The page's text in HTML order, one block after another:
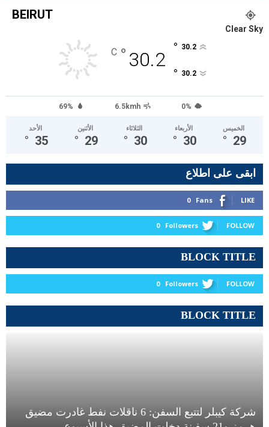
BEIRUT
Clear Sky
30.2
°
C 30.2
°
30.2
°
69% 6.5kmh 0%
الأحد
35
°
الأثنين
29
°
الثلاثاء
30
°
الأربعاء
30
°
الخميس
29
°
ابقى على اطلاع
0 Fans LIKE
0 Followers FOLLOW
BLOCK TITLE
0 Followers FOLLOW
BLOCK TITLE
شركة كيبلر لتتبع السفن: 6 ناقلات نفط غادرت مضيق